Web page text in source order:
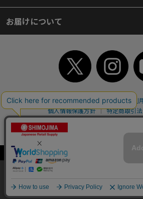
当サイトはクッキー（Cookie）を使用していま
だける場合は「OK」をクリックしてください。
OK
お届けについて
TOP 初めてご利用のお客様へ ご利
個人情報保護方針
特定商取引法
よくあるご質問
お問い合わせ
ピ
サイトマップ
Copyright© 2018 SHIMOJIMA Co.,Ltd. All